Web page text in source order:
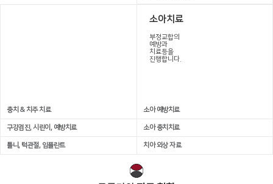
충치 & 치주 치료
구강검진, 시린이, 예방치료
틀니, 턱관절, 임플란트
소아치료
부정교합의
예방과
치료등을
진행합니다.
소아 예방치료
소아 충치치료
치아 외상 자료